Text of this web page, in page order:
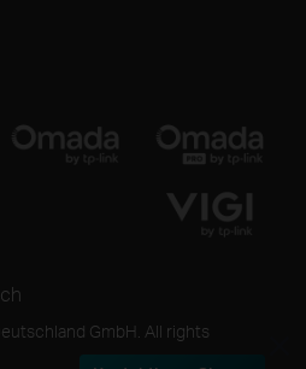
GmbH. All rights